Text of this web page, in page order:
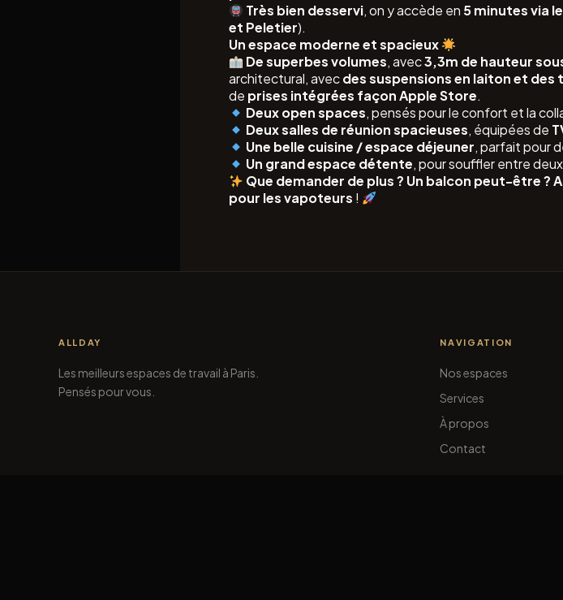
Très bien desservi, on y accède en 5 minutes via
et Peletier).
Un espace moderne et spacieux
De superbes volumes, avec3,3m de hauteur
architectural, avecdes suspensions en laiton et des
de prises intégrées façon Apple Store.
Deux open spaces, pensés pour le confort et la
Deux salles de réunion spacieuses, équipées de
Une belle cuisine / espace déjeuner, parfait pour
Un grand espace détente, pour souffler entre
Que demander de plus ? Un balcon peut-être ?
pour les vapoteurs !
ALLDAY
Les meilleurs espaces de travail à Paris.
Pensés pour vous.
NAVIGATION
Nos espaces
Services
À propos
Contact